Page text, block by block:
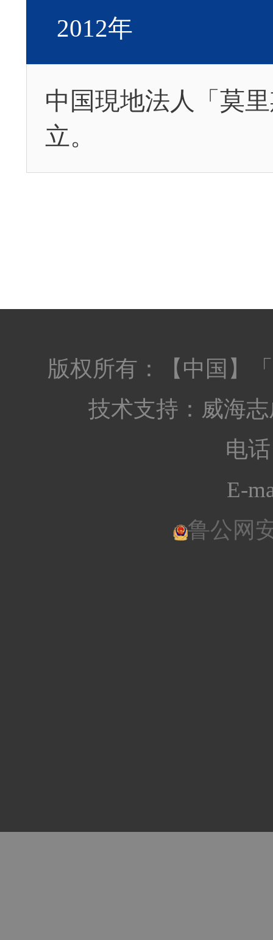
2012年
中国現地法人「莫
立。
版权所有：【中国】
技术支持： 威海
电
E-
鲁公网